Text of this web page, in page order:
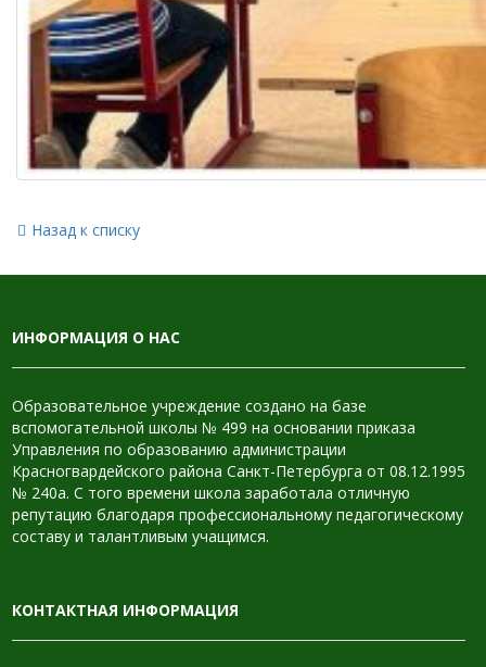
Назад к списку
ИНФОРМАЦИЯ О НАС
Образовательное учреждение создано на базе
вспомогательной школы № 499 на основании приказа
Управления по образованию администрации
Красногвардейского района Санкт-Петербурга от 08.12.1995
№ 240а. С того времени школа заработала отличную
репутацию благодаря профессиональному педагогическому
составу и талантливым учащимся.
КОНТАКТНАЯ ИНФОРМАЦИЯ